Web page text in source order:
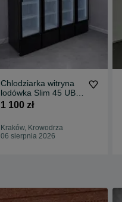
Chlodziarka witryna
lodówka Slim 45 UBC
2018 rok
1 100 zł
Kraków, Krowodrza
06 sierpnia 2026